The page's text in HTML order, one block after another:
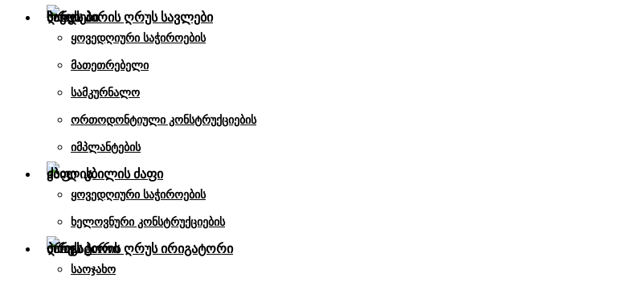
პირის ღრუს სავლები
ყოვედღიური საჭიროების
მათეთრებელი
სამკურნალო
ორთოდონტიული კონსტრუქციების
იმპლანტების
კბილის ძაფი
ყოვედღიური საჭიროების
ხელოვნური კონსტრუქციების
პირის ღრუს ირიგატორი
საოჯახო